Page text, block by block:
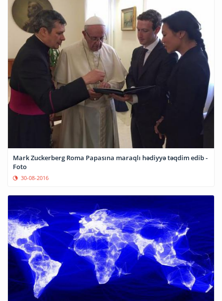
Mark Zuckerberg Roma Papasına maraqlı hədiyyə təqdim edib -
Foto
30-08-2016